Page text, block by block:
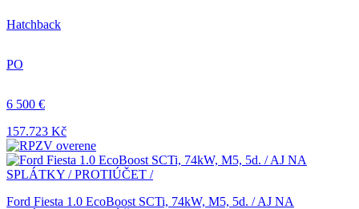
Hatchback
PO
6 500 €
157.723 Kč
Ford Fiesta 1.0 EcoBoost SCTi, 74kW, M5, 5d. / AJ NA